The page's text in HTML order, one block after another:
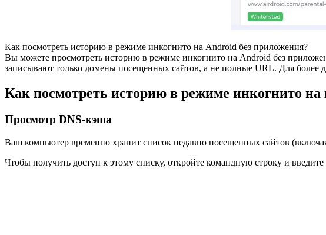
Как посмотреть историю в режиме инкогнито на Android без приложения?
Вы можете просмотреть историю в режиме инкогнито на Android без
записывают только домены посещенных сайтов, а не полные URL. Для более
Как посмотреть историю в режиме инкогнито на
Просмотр DNS-кэша
Ваш компьютер временно хранит список недавно посещенных сайтов
Чтобы получить доступ к этому списку, откройте командную строку и